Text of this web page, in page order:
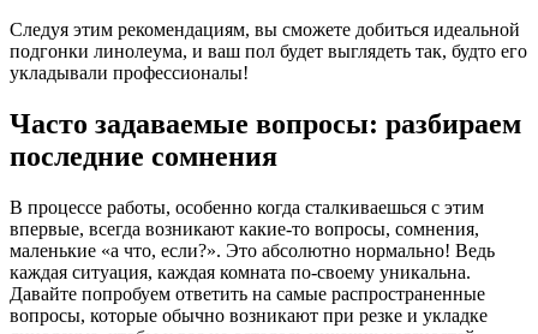
Следуя этим рекомендациям, вы сможете добиться идеальной
подгонки линолеума, и ваш пол будет выглядеть так, будто его
укладывали профессионалы!
Часто задаваемые вопросы: разбираем
последние сомнения
В процессе работы, особенно когда сталкиваешься с этим
впервые, всегда возникают какие-то вопросы, сомнения,
маленькие «а что, если?». Это абсолютно нормально! Ведь
каждая ситуация, каждая комната по-своему уникальна.
Давайте попробуем ответить на самые распространенные
вопросы, которые обычно возникают при резке и укладке